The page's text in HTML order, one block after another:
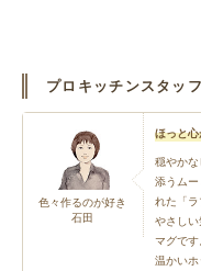
プロキッチンスタッ
色々作るのが好き
石田
ほっと
穏やかな
添うム
れた「ラ
やさしい
マグです
温かいホ